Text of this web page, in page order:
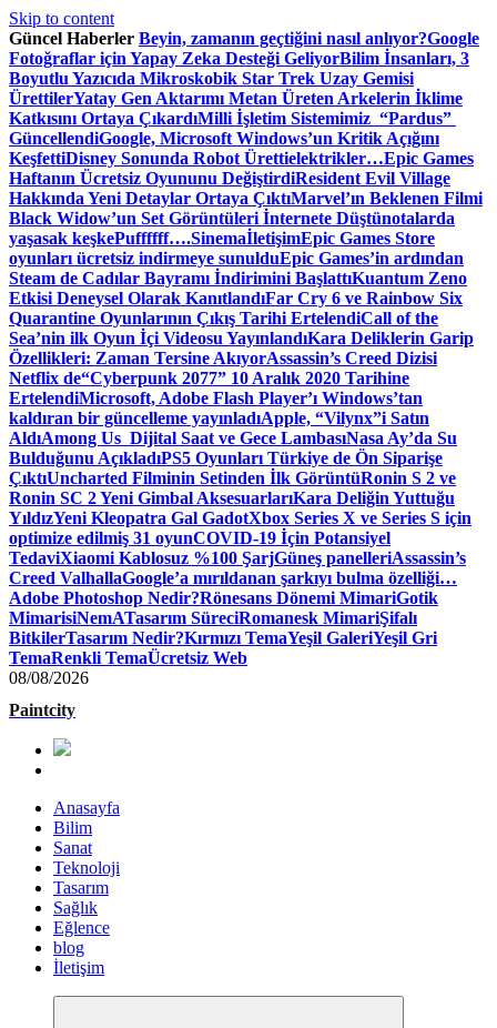
Skip to content
Güncel Haberler Beyin, zamanın geçtiğini nasıl anlıyor?Google
Fotoğraflar için Yapay Zeka Desteği GeliyorBilim İnsanları, 3
Boyutlu Yazıcıda Mikroskobik Star Trek Uzay Gemisi
ÜrettilerYatay Gen Aktarımı Metan Üreten Arkelerin İklime
Katkısını Ortaya ÇıkardıMilli İşletim Sistemimiz “Pardus”
GüncellendiGoogle, Microsoft Windows’un Kritik Açığını
KeşfettiDisney Sonunda Robot Ürettielektrikler…Epic Games
Haftanın Ücretsiz Oyununu DeğiştirdiResident Evil Village
Hakkında Yeni Detaylar Ortaya ÇıktıMarvel’ın Beklenen Filmi
Black Widow’un Set Görüntüleri İnternete Düştünotalarda
yaşasak keşkePuffffff….SinemaİletişimEpic Games Store
oyunları ücretsiz indirmeye sunulduEpic Games’in ardından
Steam de Cadılar Bayramı İndirimini BaşlattıKuantum Zeno
Etkisi Deneysel Olarak KanıtlandıFar Cry 6 ve Rainbow Six
Quarantine Oyunlarının Çıkış Tarihi ErtelendiCall of the
Sea’nin ilk Oyun İçi Videosu YayınlandıKara Deliklerin Garip
Özellikleri: Zaman Tersine AkıyorAssassin’s Creed Dizisi
Netflix de“Cyberpunk 2077” 10 Aralık 2020 Tarihine
ErtelendiMicrosoft, Adobe Flash Player’ı Windows’tan
kaldıran bir güncelleme yayınladıApple, “Vilynx”i Satın
AldıAmong Us Dijital Saat ve Gece LambasıNasa Ay’da Su
Bulduğunu AçıkladıPS5 Oyunları Türkiye de Ön Siparişe
ÇıktıUncharted Filminin Setinden İlk GörüntüRonin S 2 ve
Ronin SC 2 Yeni Gimbal AksesuarlarıKara Deliğin Yuttuğu
YıldızYeni Kleopatra Gal GadotXbox Series X ve Series S için
optimize edilmiş 31 oyunCOVID-19 İçin Potansiyel
TedaviXiaomi Kablosuz %100 ŞarjGüneş panelleriAssassin’s
Creed ValhallaGoogle’a mırıldanan şarkıyı bulma özelliği…
Adobe Photoshop Nedir?Rönesans Dönemi MimariGotik
MimarisiNemATasarım SüreciRomanesk MimariŞifalı
BitkilerTasarım Nedir?Kırmızı TemaYeşil GaleriYeşil Gri
TemaRenkli TemaÜcretsiz Web
08/08/2026
Paintcity
Anasayfa
Bilim
Sanat
Teknoloji
Tasarım
Sağlık
Eğlence
blog
İletişim